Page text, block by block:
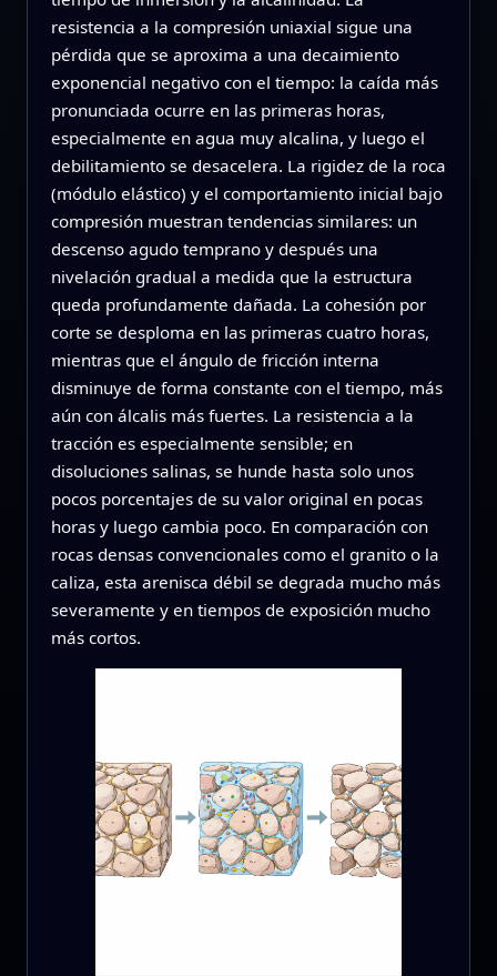
resistencia a la compresión uniaxial sigue una
pérdida que se aproxima a una decaimiento
exponencial negativo con el tiempo: la caída más
pronunciada ocurre en las primeras horas,
especialmente en agua muy alcalina, y luego el
debilitamiento se desacelera. La rigidez de la roca
(módulo elástico) y el comportamiento inicial bajo
compresión muestran tendencias similares: un
descenso agudo temprano y después una
nivelación gradual a medida que la estructura
queda profundamente dañada. La cohesión por
corte se desploma en las primeras cuatro horas,
mientras que el ángulo de fricción interna
disminuye de forma constante con el tiempo, más
aún con álcalis más fuertes. La resistencia a la
tracción es especialmente sensible; en
disoluciones salinas, se hunde hasta solo unos
pocos porcentajes de su valor original en pocas
horas y luego cambia poco. En comparación con
rocas densas convencionales como el granito o la
caliza, esta arenisca débil se degrada mucho más
severamente y en tiempos de exposición mucho
más cortos.